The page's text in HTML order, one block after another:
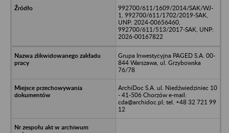
992700/611/1609/2014/SAK/WJ-
1, 992700/611/1702/2019-SAK,
UNP: 2024-00656460,
992700/611/513/2017-SAK, UNP:
2026-00167822
Grupa Inwestycyjna PAGED S.A. 00-
844 Warszawa, ul. Grzybowska
76/78
ArchiDoc S.A. ul. Niedźwiedziniec 10
- 41-506 Chorzów e-mail:
cda@archidoc.pl; tel. +48 32 721 99
12